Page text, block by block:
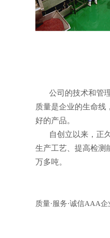
公司的技术和管
质量是企业的生命线
好的产品。
自创立以来，正久
生产工艺、提高检测
万多吨。
质量·服务·诚信AAA企